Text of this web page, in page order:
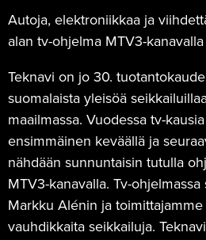
Autoja, elektroniikkaa ja
alan tv-ohjelma MTV3-
Teknavi on jo 30.
suomalaista yleisöä
maailmassa. Vuodessa tv-
ensimmäinen keväällä ja
nähdään sunnuntaisin tutulla
MTV3-kanavalla. Tv-
Markku Alénin ja toimittajamme
vauhdikkaita seikkailuja.